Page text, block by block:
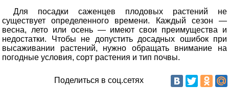
Для посадки саженцев плодовых растений не
существует определенного времени. Каждый сезон —
весна, лето или осень — имеют свои преимущества и
недостатки. Чтобы не допустить досадных ошибок при
высаживании растений, нужно обращать внимание на
погодные условия, сорт растения и тип почвы.
Поделиться в соц.сетях